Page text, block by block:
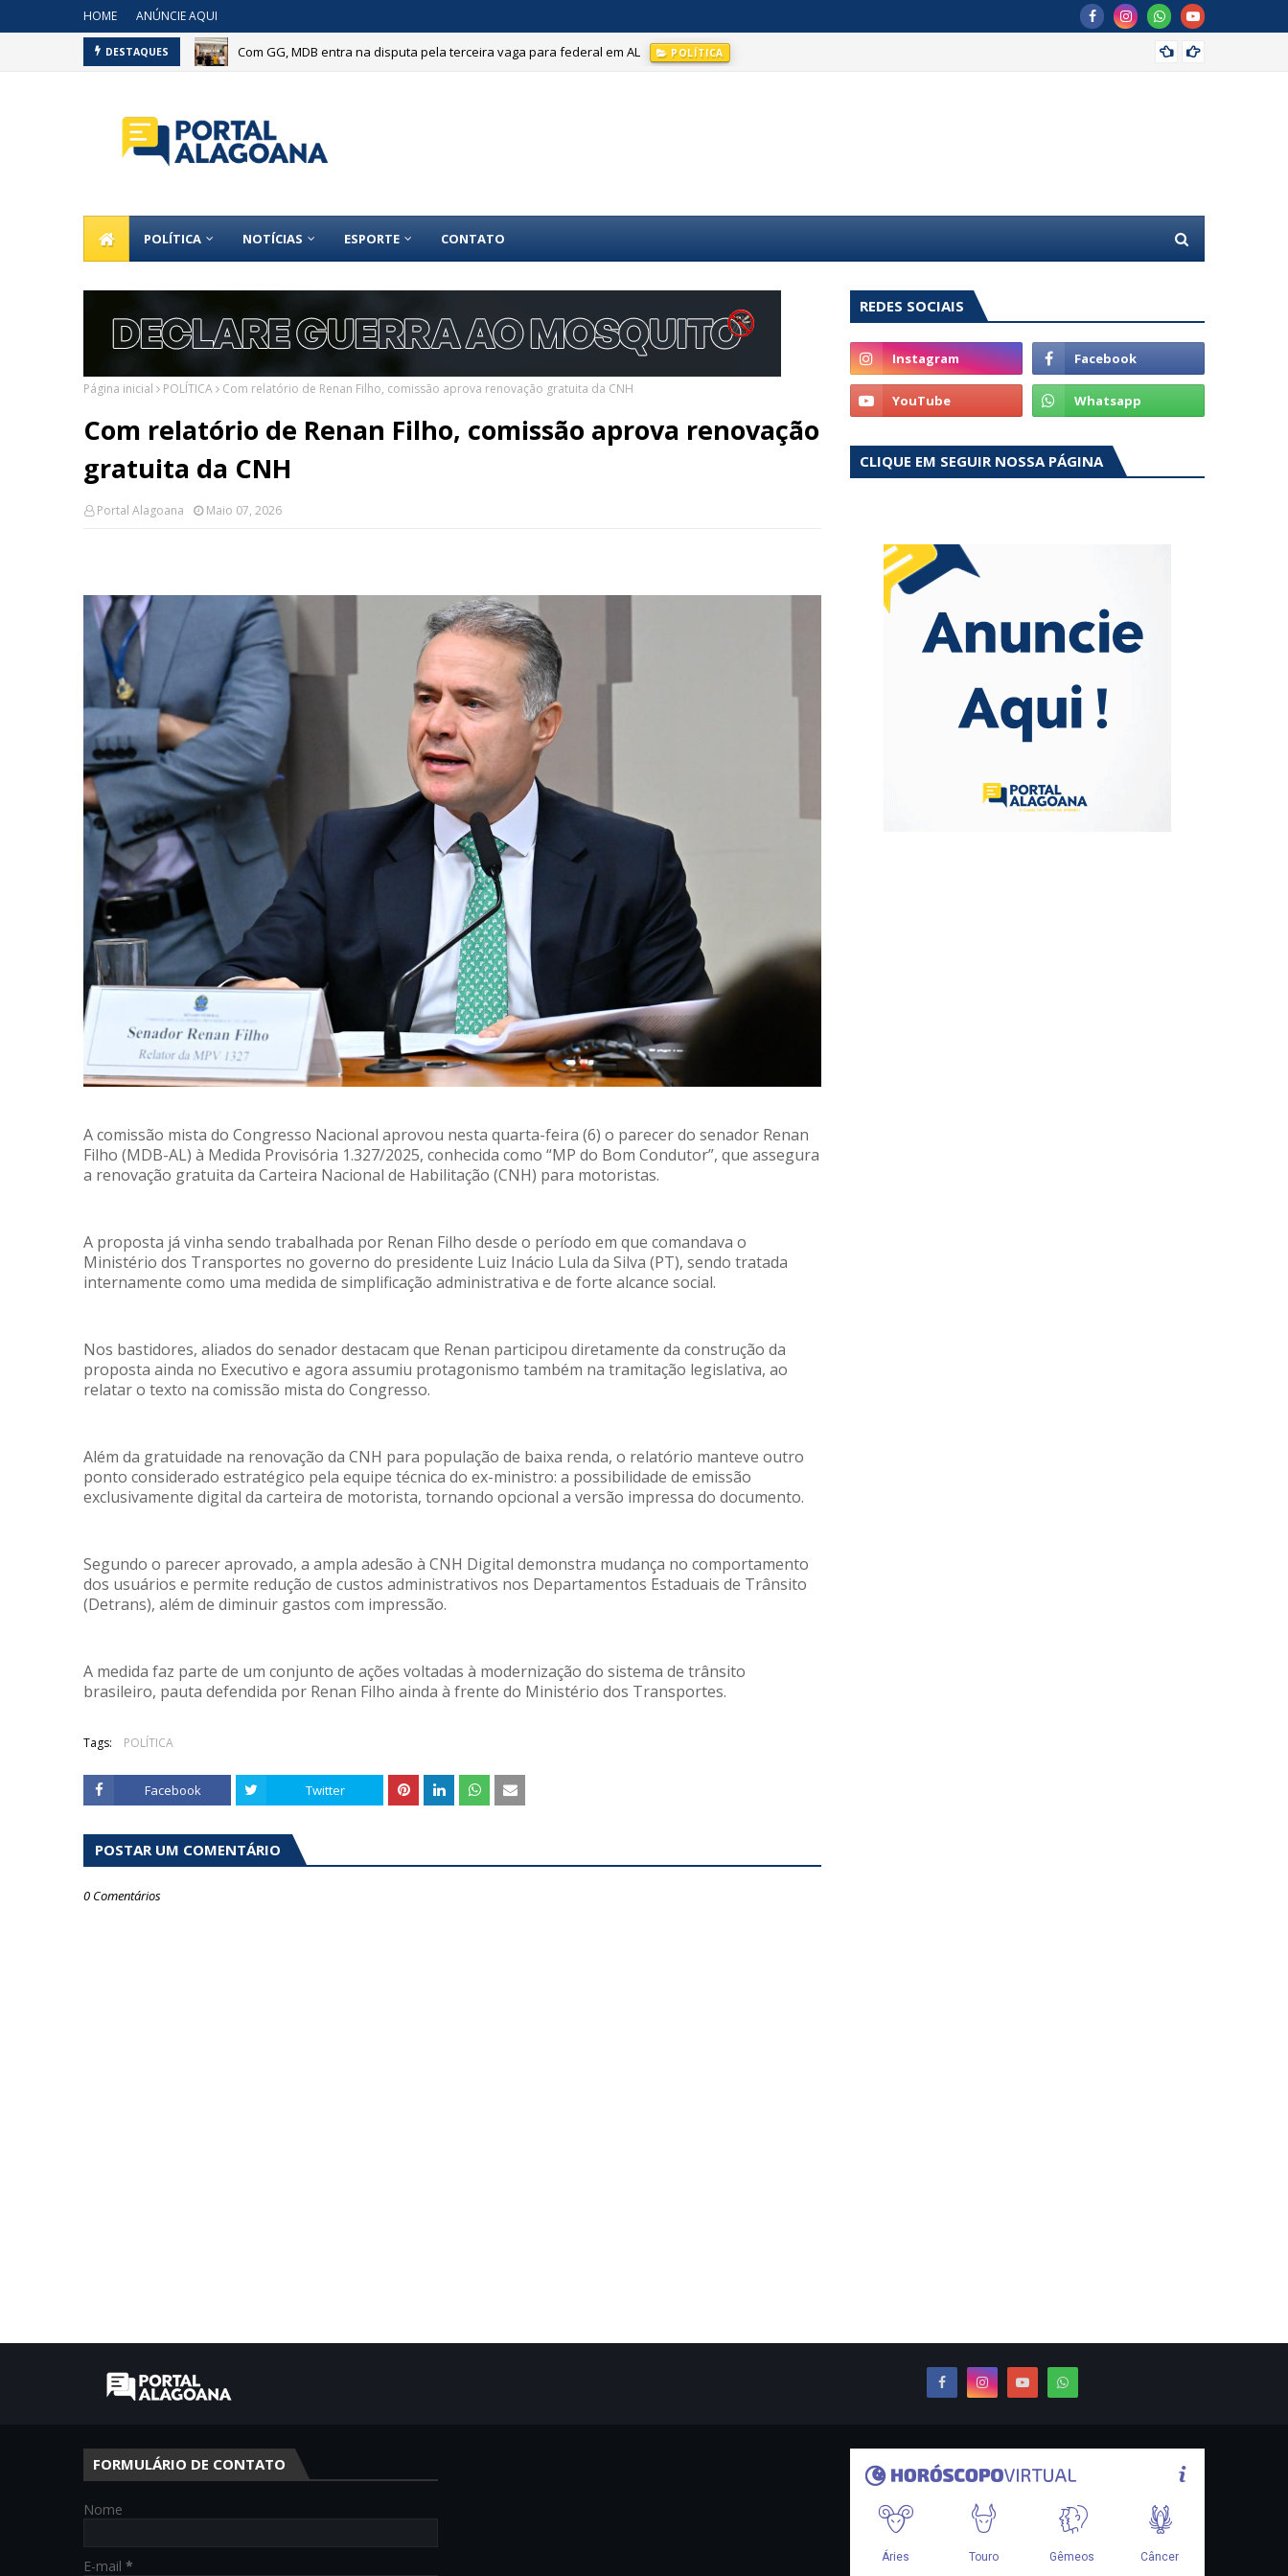
HOME ANÚNCIE AQUI
DESTAQUES Com GG, MDB entra na disputa pela terceira vaga para federal em AL POLÍTICA
POLÍTICA NOTÍCIAS ESPORTE CONTATO
Página inicial POLÍTICA Com relatório de Renan Filho, comissão aprova renovação gratuita da CNH
Com relatório de Renan Filho, comissão aprova renovação
gratuita da CNH
Portal Alagoana Maio 07, 2026
A comissão mista do Congresso Nacional aprovou nesta quarta-feira (6) o parecer do senador Renan
Filho (MDB-AL) à Medida Provisória 1.327/2025, conhecida como “MP do Bom Condutor”, que assegura
a renovação gratuita da Carteira Nacional de Habilitação (CNH) para motoristas.
A proposta já vinha sendo trabalhada por Renan Filho desde o período em que comandava o
Ministério dos Transportes no governo do presidente Luiz Inácio Lula da Silva (PT), sendo tratada
internamente como uma medida de simplificação administrativa e de forte alcance social.
Nos bastidores, aliados do senador destacam que Renan participou diretamente da construção da
proposta ainda no Executivo e agora assumiu protagonismo também na tramitação legislativa, ao
relatar o texto na comissão mista do Congresso.
Além da gratuidade na renovação da CNH para população de baixa renda, o relatório manteve outro
ponto considerado estratégico pela equipe técnica do ex-ministro: a possibilidade de emissão
exclusivamente digital da carteira de motorista, tornando opcional a versão impressa do documento.
Segundo o parecer aprovado, a ampla adesão à CNH Digital demonstra mudança no comportamento
dos usuários e permite redução de custos administrativos nos Departamentos Estaduais de Trânsito
(Detrans), além de diminuir gastos com impressão.
A medida faz parte de um conjunto de ações voltadas à modernização do sistema de trânsito
brasileiro, pauta defendida por Renan Filho ainda à frente do Ministério dos Transportes.
Tags: POLÍTICA
Facebook Twitter
POSTAR UM COMENTÁRIO
0 Comentários
REDES SOCIAIS
CLIQUE EM SEGUIR NOSSA PÁGINA
FORMULÁRIO DE CONTATO
Nome
E-mail *